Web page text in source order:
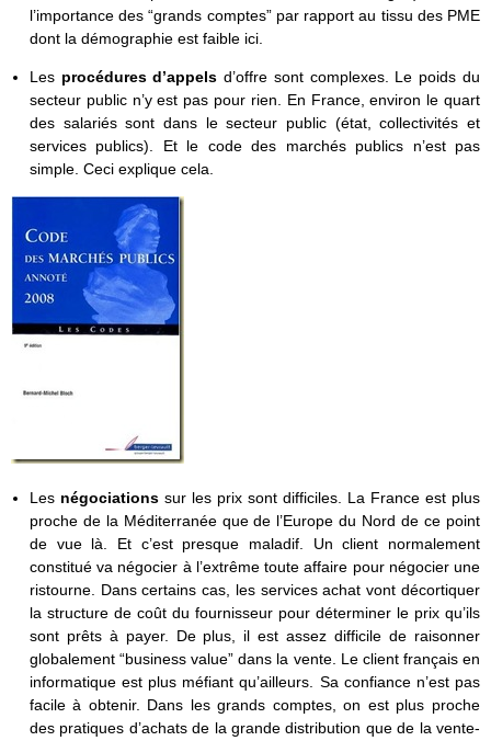
l’importance des “grands comptes” par rapport au tissu des PME
dont la démographie est faible ici.
Les procédures d’appelsd’offre sont complexes. Le poids du
secteur public n’y est pas pour rien. En France, environ le quart
des salariés sont dans le secteur public (état, collectivités et
services publics). Et le code des marchés publics n’est pas
simple. Ceci explique cela.
Les négociations sur les prix sont difficiles. La France est plus
proche de la Méditerranée que de l’Europe du Nord de ce point
de vue là. Et c’est presque maladif. Un client normalement
constitué va négocier à l’extrême toute affaire pour négocier une
ristourne. Dans certains cas, les services achat vont décortiquer
la structure de coût du fournisseur pour déterminer le prix qu’ils
sont prêts à payer. De plus, il est assez difficile de raisonner
globalement “business value” dans la vente. Le client français en
informatique est plus méfiant qu’ailleurs. Sa confiance n’est pas
facile à obtenir. Dans les grands comptes, on est plus proche
des pratiques d’achats de la grande distribution que de la vente-